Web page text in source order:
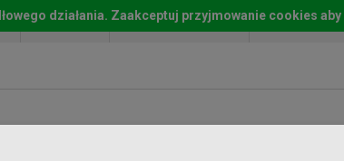
Start Moje konto Lista
działania. Zaakceptuj przyjmowanie cookies